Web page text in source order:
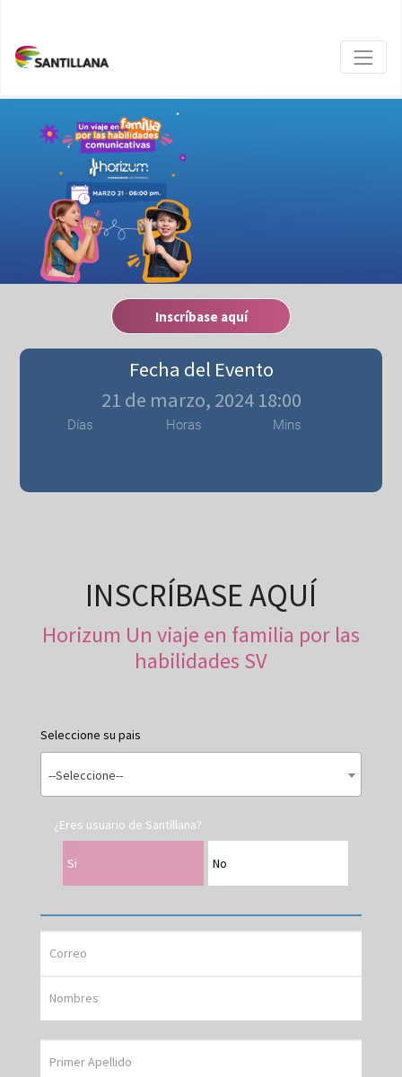
Inscríbase aquí
Fecha del Evento
21 de marzo, 2024 18:00
Días Horas Mins
INSCRÍBASE AQUÍ
Horizum Un viaje en familia por las
habilidades SV
Seleccione su pais
--Seleccione--
¿Eres usuario de Santillana?
Si No